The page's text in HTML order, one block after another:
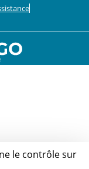
le contrôle sur